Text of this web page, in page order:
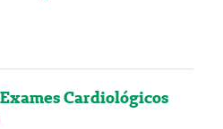
Cardiológicos